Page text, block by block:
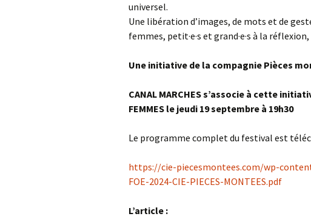
universel.
Une libération d’images, de mots et de
femmes, petit·e·s et grand·e·s à la
Une initiative de la compagnie Pièces
CANAL MARCHES s’associe à cette
FEMMES le jeudi 19 septembre à 19h30
Le programme complet du festival est
https://cie-piecesmontees.com/wp-
FOE-2024-CIE-PIECES-MONTEES.pdf
L’article :